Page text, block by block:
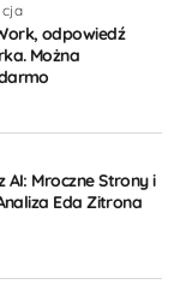
odpowiedź
Można
Mroczne Strony i
Eda Zitrona